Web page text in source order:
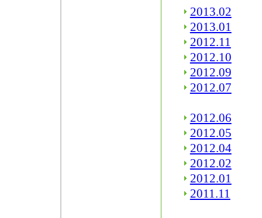
2013.02
2013.01
2012.11
2012.10
2012.09
2012.07
2012.06
2012.05
2012.04
2012.02
2012.01
2011.11